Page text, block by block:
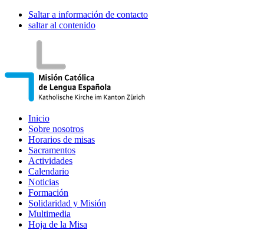
Saltar a información de contacto
saltar al contenido
Inicio
Sobre nosotros
Horarios de misas
Sacramentos
Actividades
Calendario
Noticias
Formación
Solidaridad y Misión
Multimedia
Hoja de la Misa